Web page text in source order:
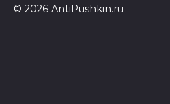
© 2026 AntiPushkin.ru